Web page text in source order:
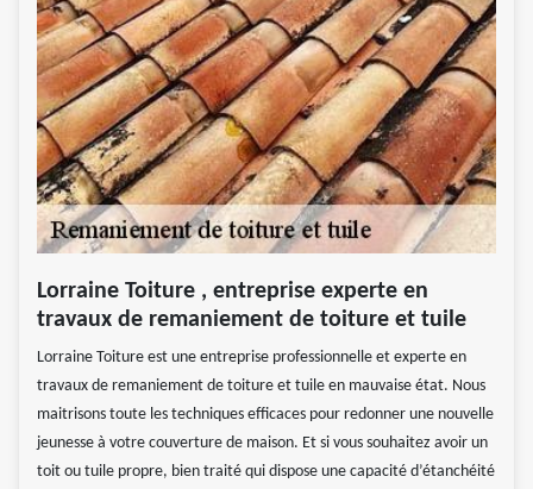
Lorraine Toiture , entreprise experte en
travaux de remaniement de toiture et tuile
Lorraine Toiture est une entreprise professionnelle et experte en
travaux de remaniement de toiture et tuile en mauvaise état. Nous
maitrisons toute les techniques efficaces pour redonner une nouvelle
jeunesse à votre couverture de maison. Et si vous souhaitez avoir un
toit ou tuile propre, bien traité qui dispose une capacité d’étanchéité